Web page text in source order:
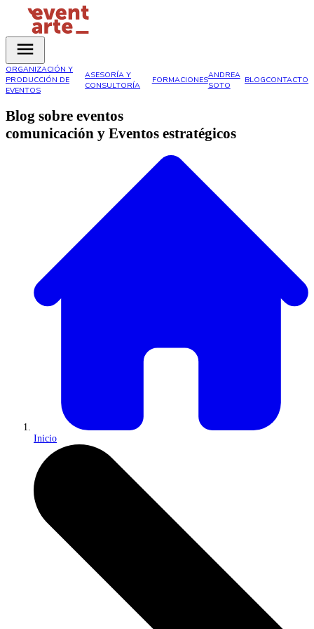
ORGANIZACIÓN Y
PRODUCCIÓN DE
EVENTOS
ASESORÍA Y
CONSULTORÍA
FORMACIONESANDREA
SOTO
BLOGCONTACTO
Blog sobre eventos
comunicación y Eventos estratégicos
Inicio